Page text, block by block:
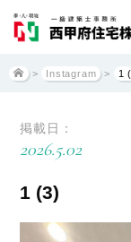
> Instagram > 1
掲載日：
2026.5.02
1 (3)